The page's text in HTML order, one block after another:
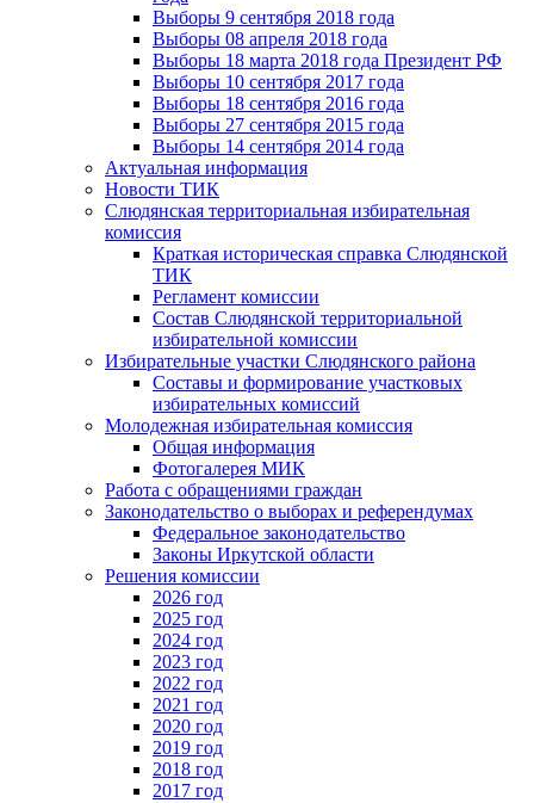
Выборы 9 сентября 2018 года
Выборы 08 апреля 2018 года
Выборы 18 марта 2018 года Президент РФ
Выборы 10 сентября 2017 года
Выборы 18 сентября 2016 года
Выборы 27 сентября 2015 года
Выборы 14 сентября 2014 года
Актуальная информация
Новости ТИК
Слюдянская территориальная избирательная
комиссия
Краткая историческая справка Слюдянской
ТИК
Регламент комиссии
Состав Слюдянской территориальной
избирательной комиссии
Избирательные участки Слюдянского района
Составы и формирование участковых
избирательных комиссий
Молодежная избирательная комиссия
Общая информация
Фотогалерея МИК
Работа с обращениями граждан
Законодательство о выборах и референдумах
Федеральное законодательство
Законы Иркутской области
Решения комиссии
2026 год
2025 год
2024 год
2023 год
2022 год
2021 год
2020 год
2019 год
2018 год
2017 год